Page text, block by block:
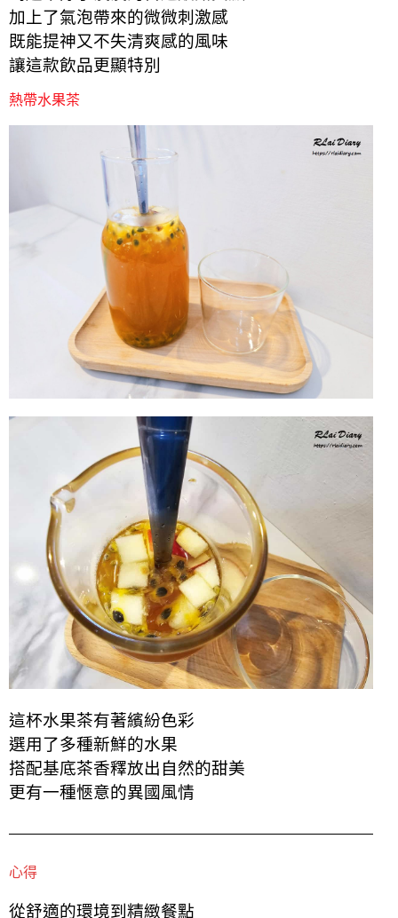
加上了氣泡帶來的微微刺激感
既能提神又不失清爽感的風味
讓這款飲品更顯特別
熱帶水果茶
這杯水果茶有著繽紛色彩
選用了多種新鮮的水果
搭配基底茶香釋放出自然的甜美
更有一種愜意的異國風情
心得
從舒適的環境到精緻餐點